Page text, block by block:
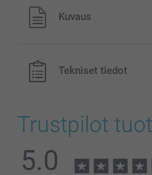
Kaikki hinnat ovat euroina,
eivät sisällä postikuluja.
Kuvaus
Tekniset tiedot
Trustpilot
5.0